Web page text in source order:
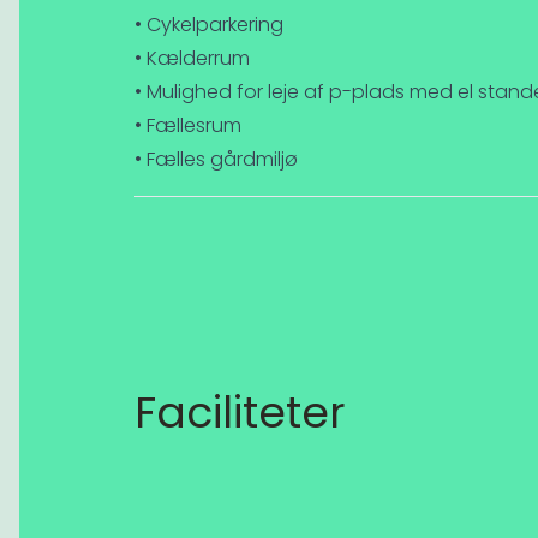
• Cykelparkering
• Kælderrum
• Mulighed for leje af p-plads med el
• Fællesrum
• Fælles gårdmiljø
Faciliteter